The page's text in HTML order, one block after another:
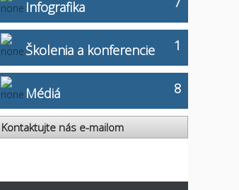
Infografika
Školenia a konferencie 1
Médiá 8
Kontaktujte nás e-mailom